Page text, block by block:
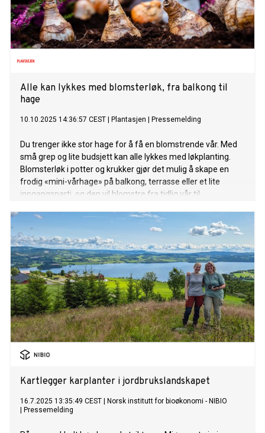
Alle kan lykkes med blomsterløk, fra balkong til
hage
10.10.2025 14:36:57 CEST Plantasjen Pressemelding
Du trenger ikke stor hage for å få en blomstrende vår. Med
små grep og lite budsjett kan alle lykkes med løkplanting.
Blomsterløk i potter og krukker gjør det mulig å skape en
frodig «mini-vårhage» på balkong, terrasse eller et lite
inngangsparti, og den vil blomstre fra tidlig vår til
Kartlegger karplanter i jordbrukslandskapet
16.7.2025 13:35:49 CEST
Norsk institutt for bioøkonomi - NIBIO
Pressemelding